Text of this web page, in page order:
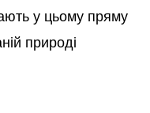
у цьому пряму
природі